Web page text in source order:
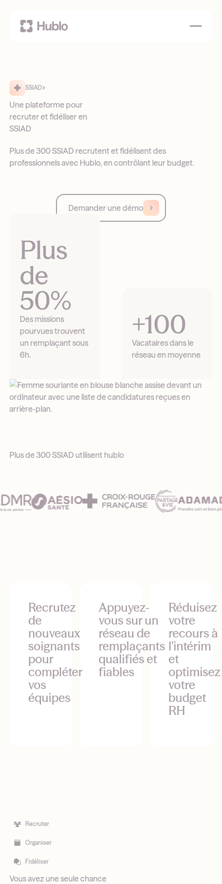
SSIAD
Une plateforme pour
recruter et fidéliser en
SSIAD
Plus de 300 SSIAD recrutent et fidélisent des
professionnels avec Hublo, en contrôlant leur budget.
Demander une démo
Plus
de
50%
Des missions
pourvues trouvent
un remplaçant sous
6h.
+100
Vacataires dans le
réseau en moyenne
Plus de 300 SSIAD utilisent hublo
Recrutez
de
nouveaux
soignants
pour
compléter
vos
équipes
Appuyez-
vous sur un
réseau de
remplaçants
qualifiés et
fiables
Réduisez
votre
recours à
l'intérim
et
optimisez
votre
budget
RH
Recruter
Organiser
Fidéliser
Vous avez une seule chance